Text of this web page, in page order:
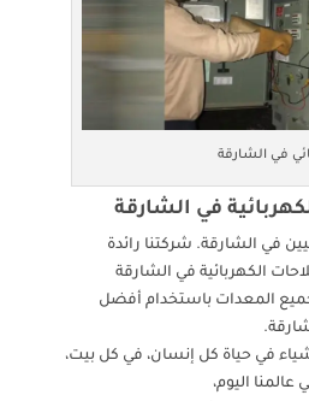
في الشارقة
في الشارقة
في الشارقة. شركتنا رائدة
الكهربائية في الشارقة
جميع المعدات باستخدام أفضل
في حياة كل إنسان، في كل بيت،
اليوم،